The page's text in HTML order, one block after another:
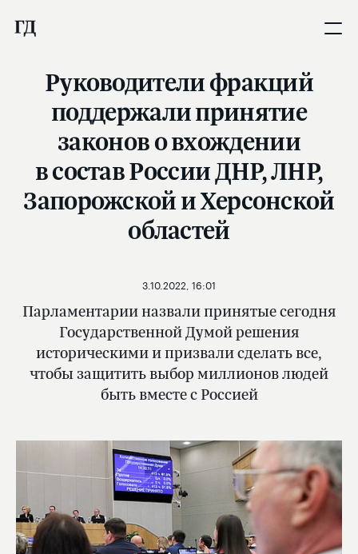
Руководители фракций
поддержали принятие
законов о вхождении
в состав России ДНР, ЛНР,
Запорожской и Херсонской
областей
Парламентарии назвали принятые сегодня
Государственной Думой решения
историческими и призвали сделать все,
чтобы защитить выбор миллионов людей
быть вместе с Россией
3.10.2022, 16:01